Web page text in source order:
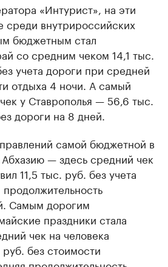
«Интурист», на эти
среди внутрироссийских
бюджетным стал
со средним чеком 14,1 тыс.
учета дороги при средней
отдыха 4 ночи. А самый
у Ставрополья — 56,6 тыс.
дороги на 8 дней.
самой бюджетной в
— здесь средний чек
11,5 тыс. руб. без учета
Самым дорогим
праздники стала
чек на человека
без стоимости